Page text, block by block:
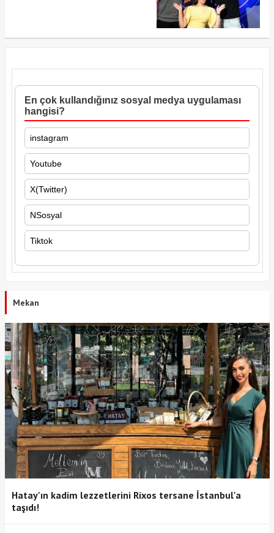
En çok kullandığınız sosyal medya uygulaması
hangisi?
instagram
Youtube
X(Twitter)
NSosyal
Tiktok
Mekan
Hatay'ın kadim lezzetlerini Rixos tersane İstanbul'a
taşıdı!